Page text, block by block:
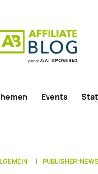
Events
PUBLISHER-NEWS